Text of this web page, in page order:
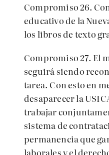
Compromiso 26.
educativo de la
los libros de texto
Compromiso 27. El
seguirá siendo
tarea. Con esto en
desaparecer la
trabajar
sistema de
permanencia que
laborales y el